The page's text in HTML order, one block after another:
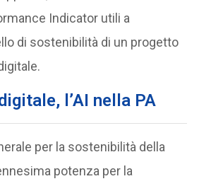
Indicator utili a
di sostenibilità di un progetto
l’AI nella PA
per la sostenibilità della
potenza per la